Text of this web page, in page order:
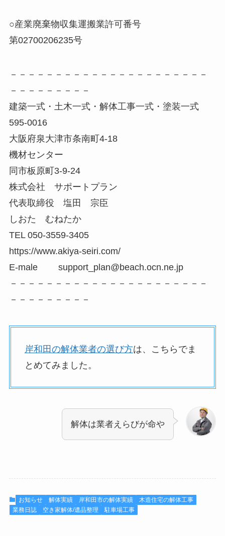
○産業廃棄物収集運搬業許可番号
第02700206235号
－－－－－－－－－－－－－－－－－－－－－－
－－－－－－－－－
建築一式・土木一式・解体工事一式・塗装一式
595-0016
大阪府泉大津市条南町4-18
機材センター
同市板原町3-9-24
株式会社 サポートプラン
代表取締役 塩田 宗臣
しおた むねたか
TEL 050-3559-3405
https://www.akiya-seiri.com/
E-male support_plan@beach.ocn.ne.jp
－－－－－－－－－－－－－－－－－－－－－－
－－－－－－－－－
岸和田の解体業者の選び方は、こちらでま
とめてみました。
解体は業者えらびが命や
お知らせ 解体実績 岸和田市の解体実績
木造住宅の解体工事
業務日誌
空き家解体/遺品整理 駐車場工事